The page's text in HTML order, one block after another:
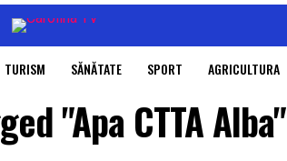
TURISM SĂNĂTATE SPORT AGRICULTURA
"Apa CTTA Alba"